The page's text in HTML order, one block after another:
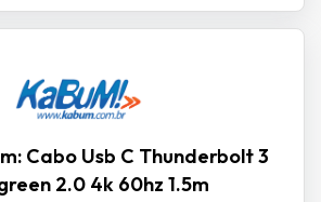
Cabo Usb C Thunderbolt 3
2.0 4k 60hz 1.5m